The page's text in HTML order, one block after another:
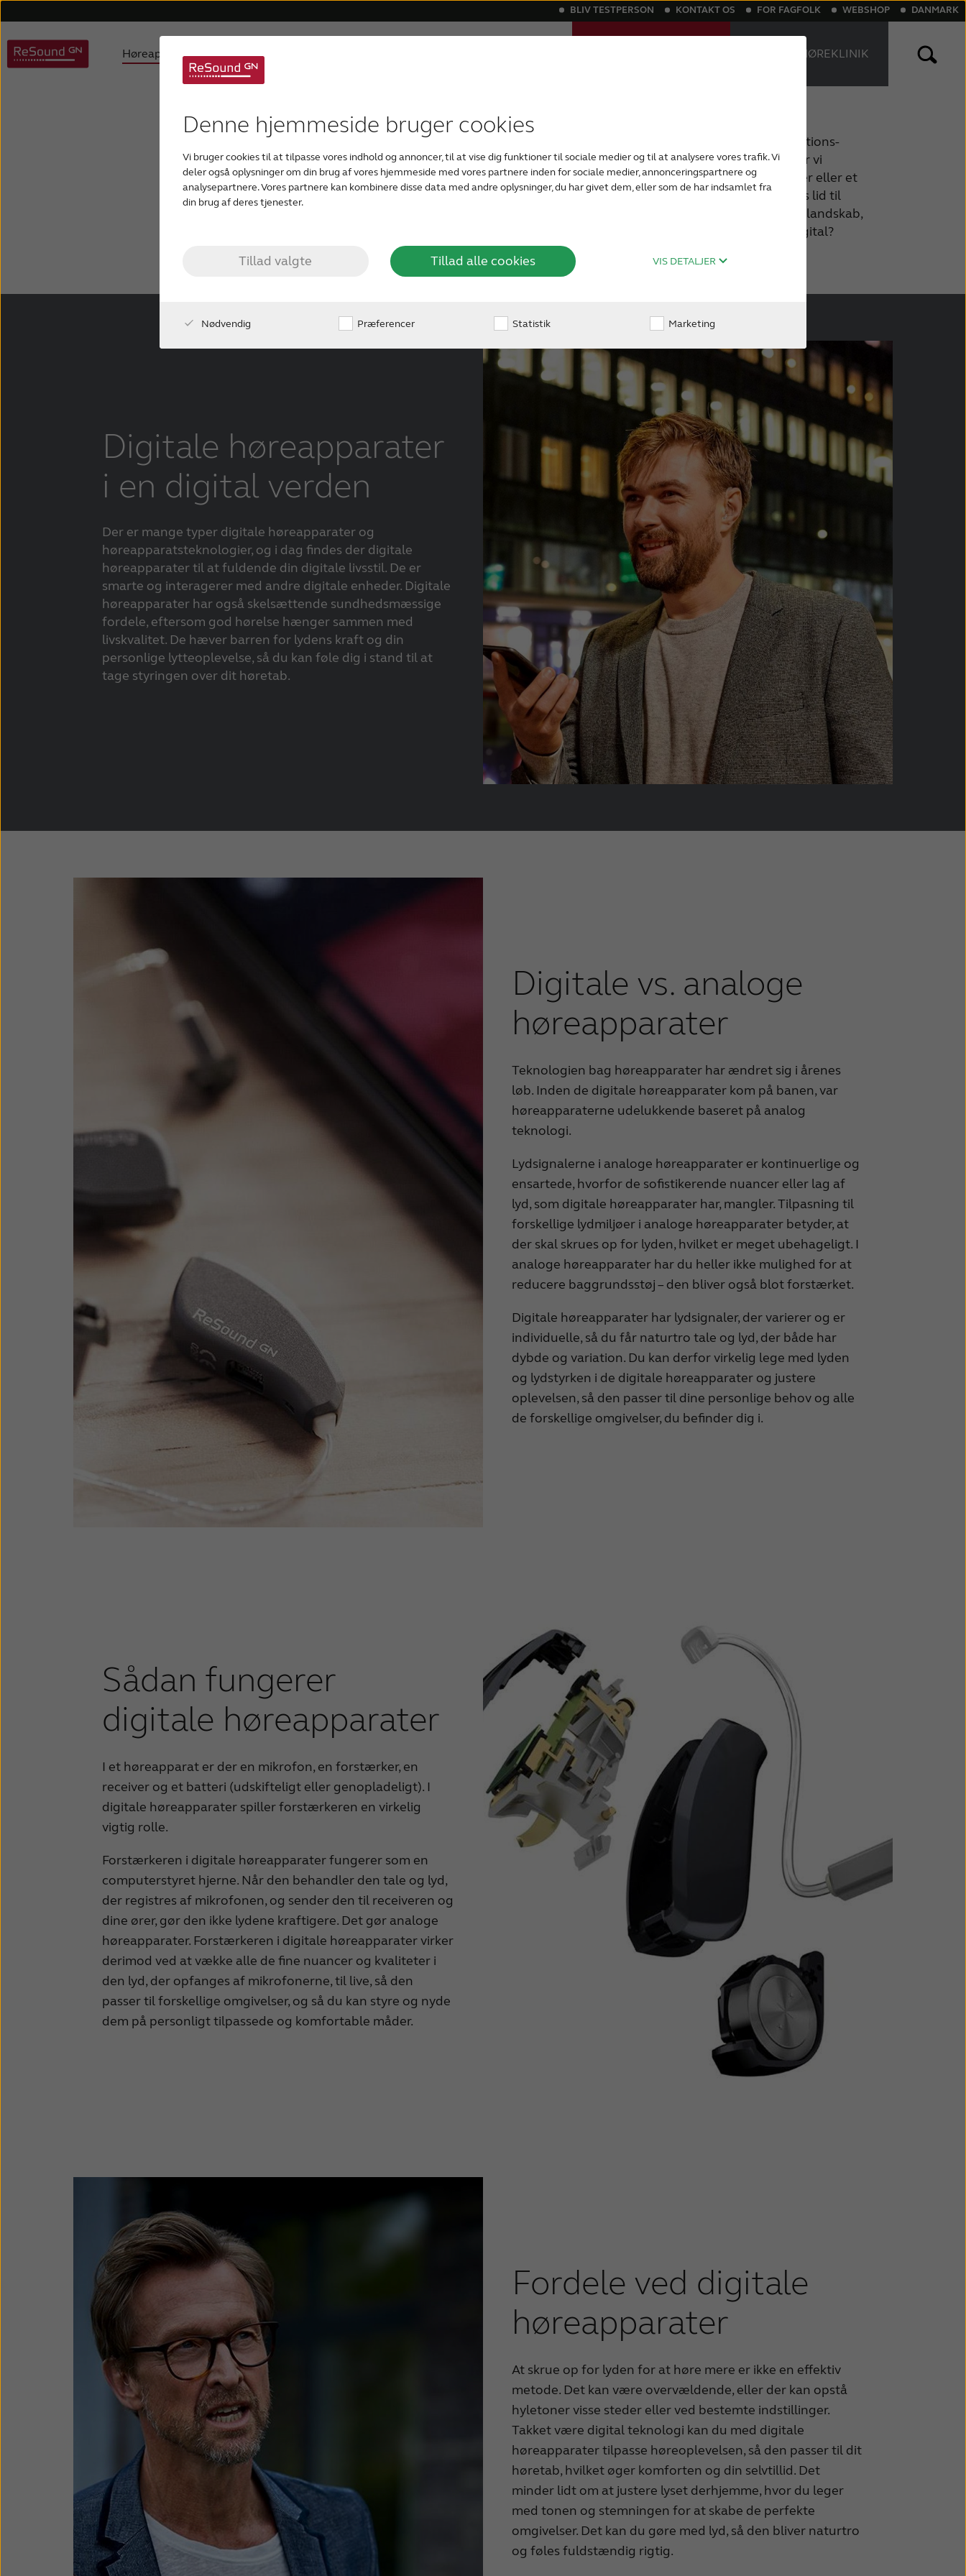
Denne hjemmeside bruger cookies
Vi bruger cookies til at tilpasse vores indhold og annoncer, til at vise dig funktioner til sociale medier og til at analysere vores trafik. Vi
deler også oplysninger om din brug af vores hjemmeside med vores partnere inden for sociale medier, annonceringspartnere og
analysepartnere. Vores partnere kan kombinere disse data med andre oplysninger, du har givet dem, eller som de har indsamlet fra
din brug af deres tjenester.
Tillad valgte Tillad alle cookies VIS DETALJER
Nødvendig Præferencer Statistik Marketing
Høreapparater
Tinnitus høreapparater
Høretab
BLIV TESTPERSON KONTAKT OS FOR FAGFOLK WEBSHOP DANMARK
FIND EN HØREKLINIK
EN DIGITAL
VERDEN
I dag er vi forbundet gennem digitale kommunikations-
former som smartphones. Når vi er hjemme, bliver vi
underholdt af et digital-tv, en digital medieafspiller eller et
digitalt lydanlæg eller en blanding. Vi sætter vores lid til
vores digitale GPS, når vi kører. Vi lever i et digitalt landskab,
så bør en løsning til dit høretab ikke også være digital?
Digitale høreapparater
i en digital verden
Der er mange typer digitale høreapparater og
høreapparatsteknologier, og i dag findes der digitale
høreapparater til at fuldende din digitale livsstil. De er
smarte og interagerer med andre digitale enheder. Digitale
høreapparater har også skelsættende sundhedsmæssige
fordele, eftersom god hørelse hænger sammen med
livskvalitet. De hæver barren for lydens kraft og din
personlige lytteoplevelse, så du kan føle dig i stand til at
tage styringen over dit høretab.
Digitale vs. analoge
høreapparater
Teknologien bag høreapparater har ændret sig i årenes
løb. Inden de digitale høreapparater kom på banen, var
høreapparaterne udelukkende baseret på analog
teknologi.
Lydsignalerne i analoge høreapparater er kontinuerlige og
ensartede, hvorfor de sofistikerende nuancer eller lag af
lyd, som digitale høreapparater har, mangler. Tilpasning til
forskellige lydmiljøer i analoge høreapparater betyder, at
der skal skrues op for lyden, hvilket er meget ubehageligt. I
analoge høreapparater har du heller ikke mulighed for at
reducere baggrundsstøj – den bliver også blot forstærket.
Digitale høreapparater har lydsignaler, der varierer og er
individuelle, så du får naturtro tale og lyd, der både har
dybde og variation. Du kan derfor virkelig lege med lyden
og lydstyrken i de digitale høreapparater og justere
oplevelsen, så den passer til dine personlige behov og alle
de forskellige omgivelser, du befinder dig i.
Sådan fungerer
digitale høreapparater
I et høreapparat er der en mikrofon, en forstærker, en
receiver og et batteri (udskifteligt eller genopladeligt). I
digitale høreapparater spiller forstærkeren en virkelig
vigtig rolle.
Forstærkeren i digitale høreapparater fungerer som en
computerstyret hjerne. Når den behandler den tale og lyd,
der registres af mikrofonen, og sender den til receiveren og
dine ører, gør den ikke lydene kraftigere. Det gør analoge
høreapparater. Forstærkeren i digitale høreapparater virker
derimod ved at vække alle de fine nuancer og kvaliteter i
den lyd, der opfanges af mikrofonerne, til live, så den
passer til forskellige omgivelser, og så du kan styre og nyde
dem på personligt tilpassede og komfortable måder.
Fordele ved digitale
høreapparater
At skrue op for lyden for at høre mere er ikke en effektiv
metode. Det kan være overvældende, eller der kan opstå
hyletoner visse steder eller ved bestemte indstillinger.
Takket være digital teknologi kan du med digitale
høreapparater tilpasse høreoplevelsen, så den passer til dit
høretab, hvilket øger komforten og din selvtillid. Det
minder lidt om at justere lyset derhjemme, hvor du leger
med tonen og stemningen for at skabe de perfekte
omgivelser. Det kan du gøre med lyd, så den bliver naturtro
og føles fuldstændig rigtig.